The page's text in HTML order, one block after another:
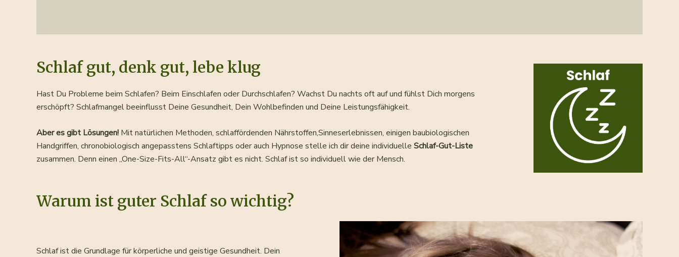
Schlaf gut, denk gut, lebe klug
Hast Du Probleme beim Schlafen? Beim Einschlafen oder Durchschlafen? Wachst Du nachts oft auf und fühlst Dich morgens
erschöpft? Schlafmangel beeinflusst Deine Gesundheit, Dein Wohlbefinden und Deine Leistungsfähigkeit.
Aber es gibt Lösungen! Mit natürlichen Methoden, schlaffördenden Nährstoffen,Sinneserlebnissen, einigen baubiologischen
Handgriffen, chronobiologisch angepasstens Schlaftipps oder auch Hypnose stelle ich dir deine individuelle Schlaf-Gut-Liste
zusammen. Denn einen „One-Size-Fits-All“-Ansatz gibt es nicht. Schlaf ist so individuell wie der Mensch.
Warum ist guter Schlaf so wichtig?
Schlaf ist die Grundlage für körperliche und geistige Gesundheit. Dein